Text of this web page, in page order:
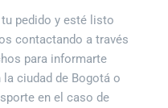
pedido y esté listo
contactando a través
para informarte
ciudad de Bogotá o
en el caso de